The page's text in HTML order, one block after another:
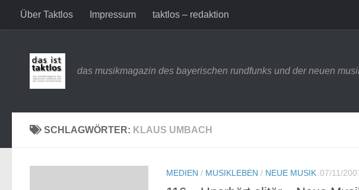
Zum Inhalt springen
Über Taktlos Impressum taktlos – redaktion
das musikmagazin des bayerischen rundfunks und der neuen
SCHLAGWÖRTER: KLAUS UMBACH
MEDIEN / MUSIKLEBEN / NEUE MUSIK 07/11/